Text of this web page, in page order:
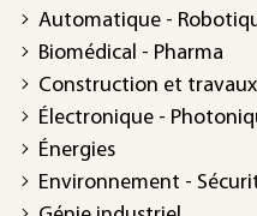
Automatique -
Biomédical - Pharma
Construction et
Électronique -
Énergies
Environnement -